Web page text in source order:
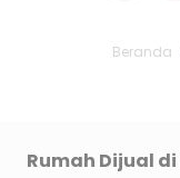
Beranda
Rumah Dijual di